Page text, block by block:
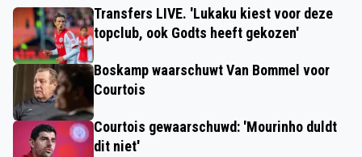
Transfers LIVE. 'Lukaku kiest voor deze
topclub, ook Godts heeft gekozen'
Boskamp waarschuwt Van Bommel voor
Courtois
Courtois gewaarschuwd: 'Mourinho duldt
dit niet'